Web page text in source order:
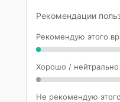
Рекомендации
Рекомендую этого
Хорошо / нейтрально
Не рекомендую